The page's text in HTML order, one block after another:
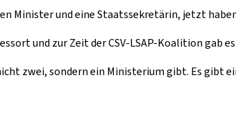
Minister und eine Staatssekretärin, jetzt
und zur Zeit der CSV-LSAP-Koalition
zwei, sondern ein Ministerium gibt. Es gibt